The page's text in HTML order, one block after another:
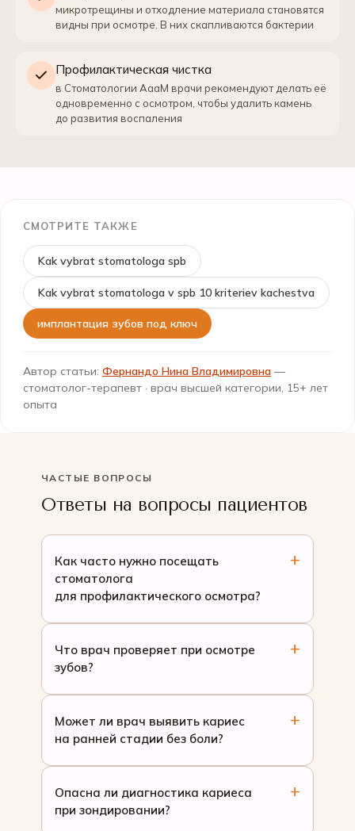
микротрещины и отходление материала становятся
видны при осмотре. В них скапливаются бактерии
Профилактическая чистка
в Стоматологии АааМ врачи рекомендуют делать её
одновременно с осмотром, чтобы удалить камень
до развития воспаления
СМОТРИТЕ ТАКЖЕ
Kak vybrat stomatologa spb
Kak vybrat stomatologa v spb 10 kriteriev kachestva
имплантация зубов под ключ
Автор статьи: Фернандо Нина Владимировна —
стоматолог-терапевт · врач высшей категории, 15+ лет
опыта
ЧАСТЫЕ ВОПРОСЫ
Ответы на вопросы пациентов
Как часто нужно посещать
стоматолога
для профилактического осмотра?
Что врач проверяет при осмотре
зубов?
Может ли врач выявить кариес
на ранней стадии без боли?
Опасна ли диагностика кариеса
при зондировании?